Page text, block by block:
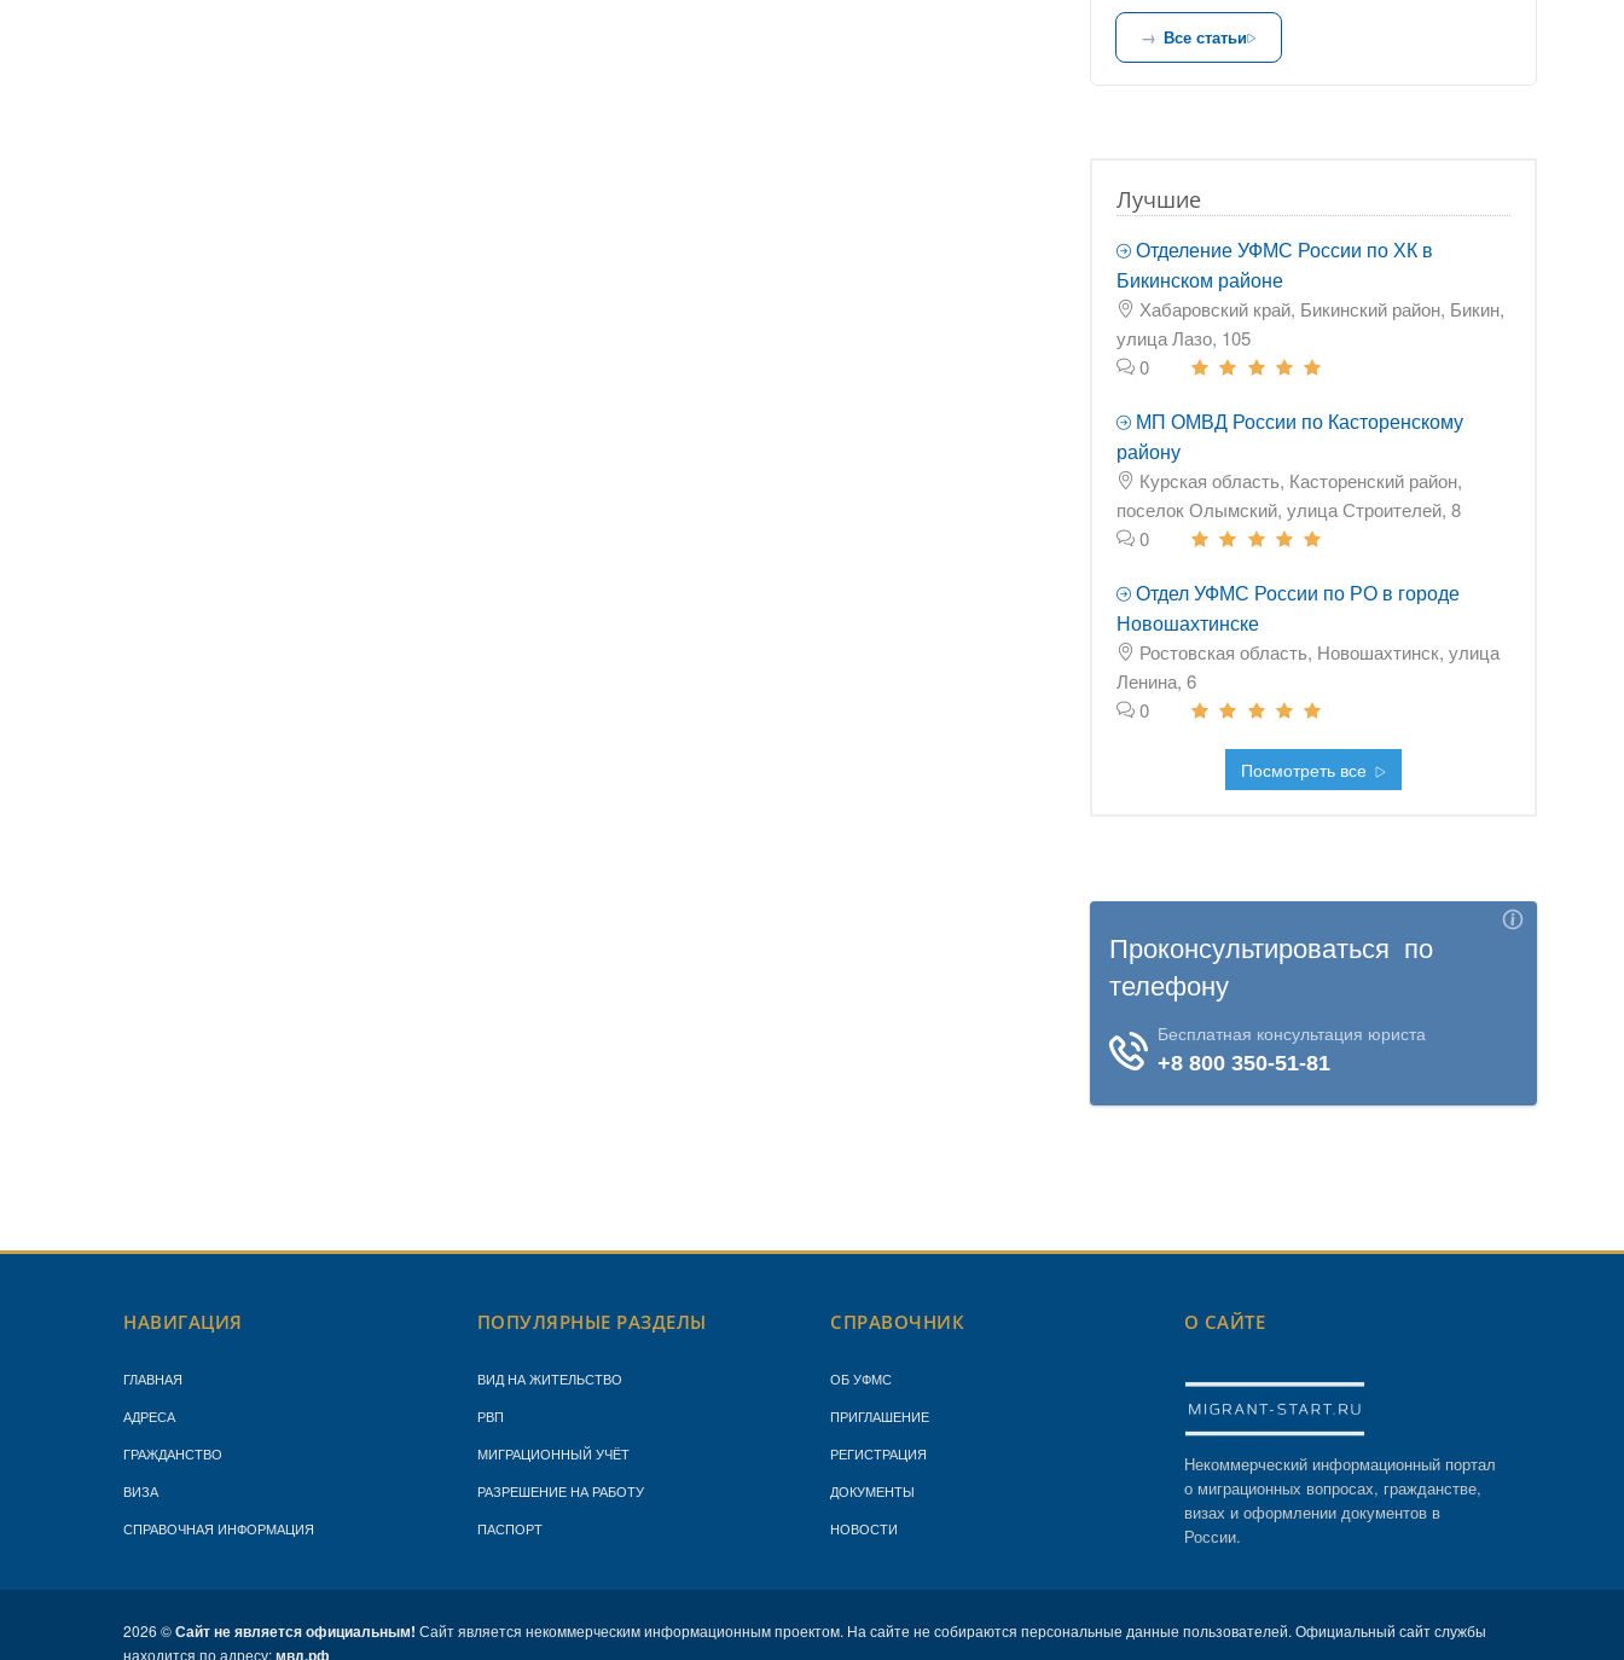
Все статьи
Лучшие
Отделение УФМС России по ХК в
Бикинском районе
Хабаровский край, Бикинский район, Бикин,
улица Лазо, 105
0
МП ОМВД России по Касторенскому
району
Курская область, Касторенский район,
поселок Олымский, улица Строителей, 8
0
Отдел УФМС России по РО в городе
Новошахтинске
Ростовская область, Новошахтинск, улица
Ленина, 6
0
Посмотреть все
НАВИГАЦИЯ
ГЛАВНАЯ
АДРЕСА
ГРАЖДАНСТВО
ВИЗА
СПРАВОЧНАЯ ИНФОРМАЦИЯ
ПОПУЛЯРНЫЕ РАЗДЕЛЫ
ВИД НА ЖИТЕЛЬСТВО
РВП
МИГРАЦИОННЫЙ УЧЁТ
РАЗРЕШЕНИЕ НА РАБОТУ
ПАСПОРТ
СПРАВОЧНИК
ОБ УФМС
ПРИГЛАШЕНИЕ
РЕГИСТРАЦИЯ
ДОКУМЕНТЫ
НОВОСТИ
О САЙТЕ
Некоммерческий информационный портал
о миграционных вопросах, гражданстве,
визах и оформлении документов в
России.
2026 ©Сайт не является официальным! Сайт является некоммерческим информационным проектом. На сайте не собираются персональные данные пользователей. Официальный сайт службы
находится по адресу:мвд.рф